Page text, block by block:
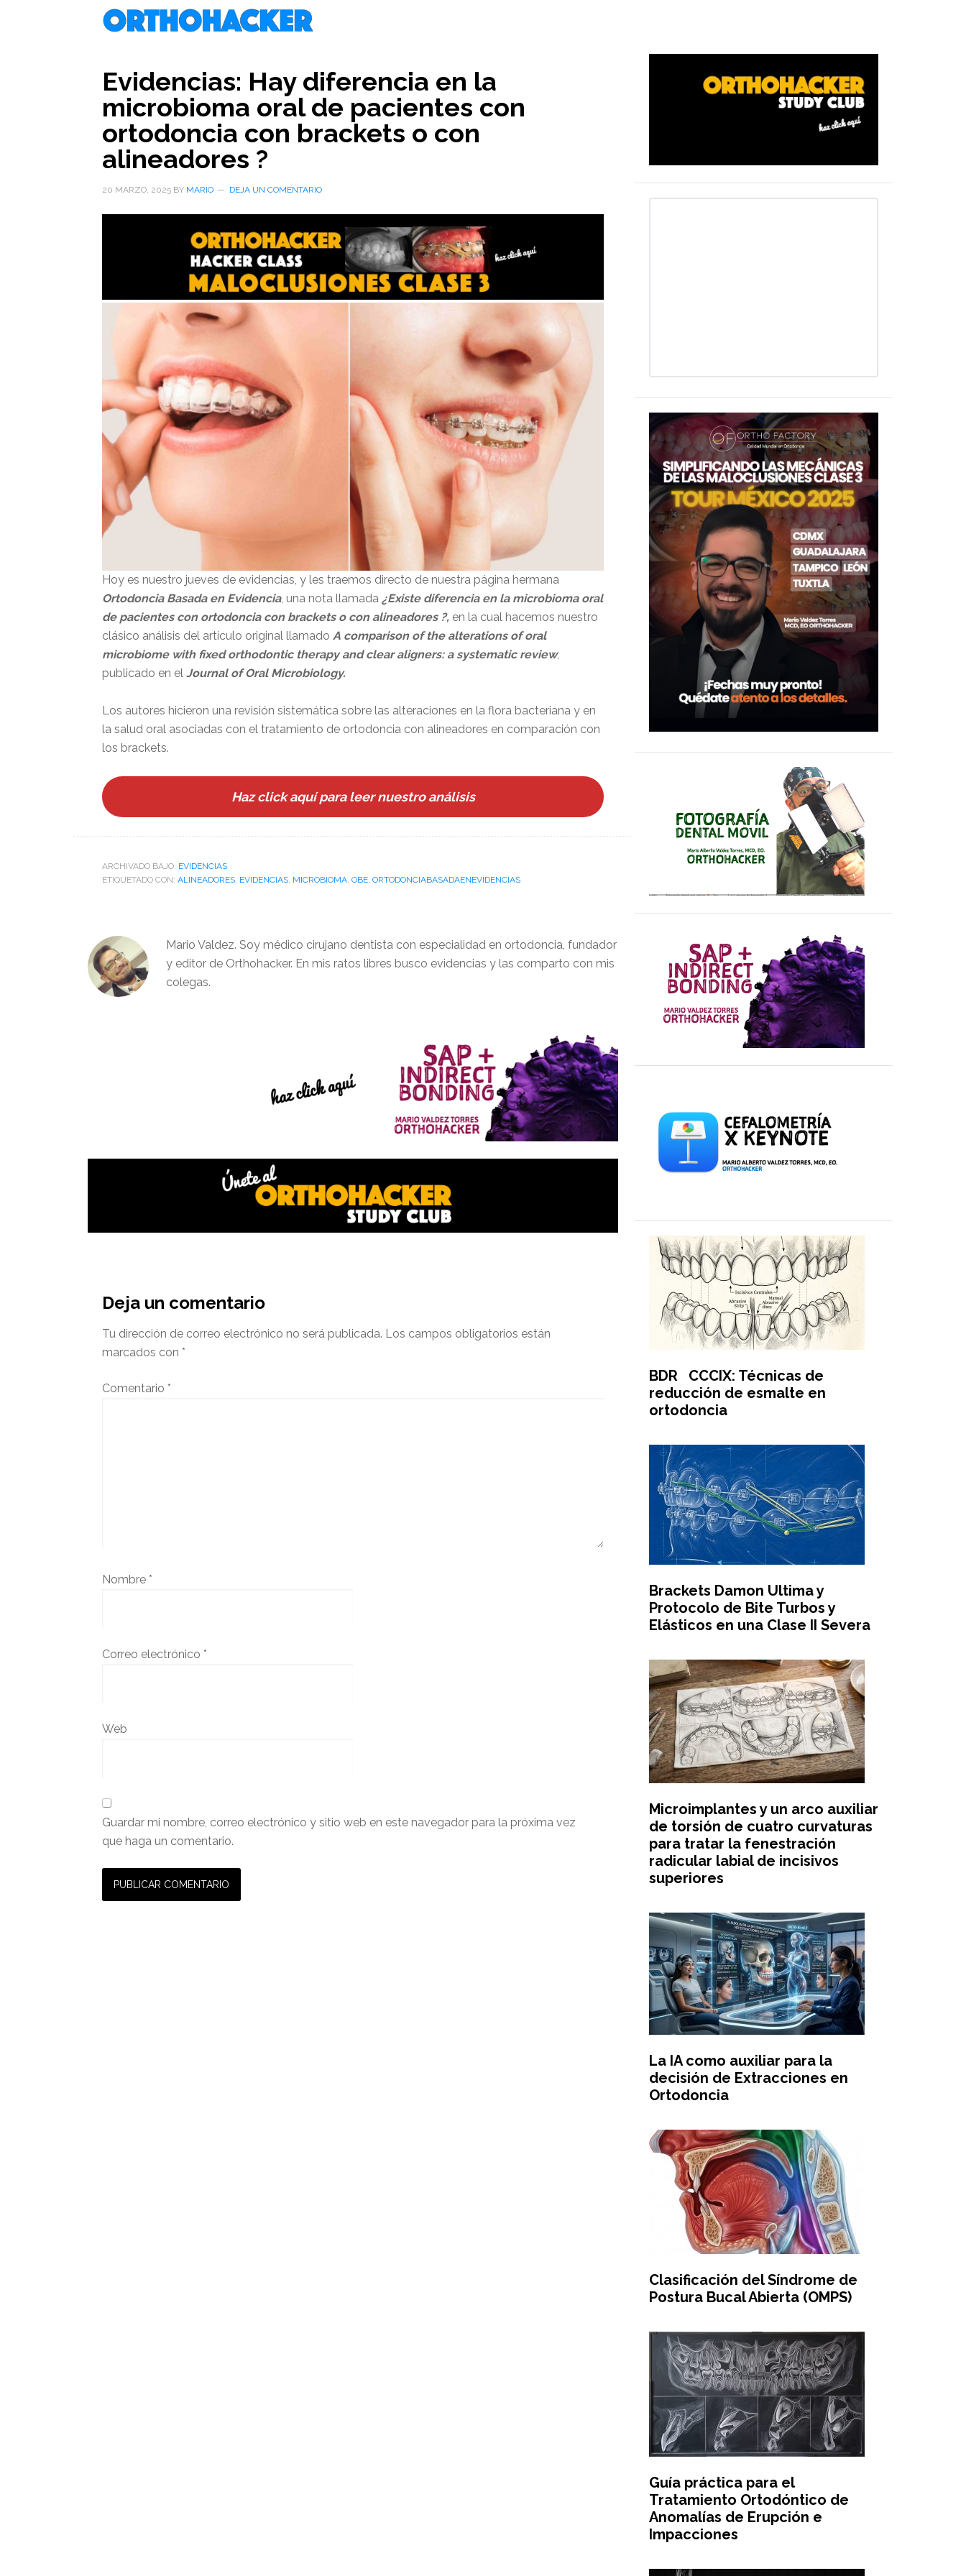
Evidencias: Hay diferencia en la
microbioma oral de pacientes con
ortodoncia con brackets o con
alineadores ?
20 MARZO, 2025 BY MARIO DEJA UN COMENTARIO
Hoy es nuestro jueves de evidencias, y les traemos directo de nuestra página hermana
Ortodoncia Basada en Evidencia, una nota llamada ¿Existe diferencia en la microbioma oral
de pacientes con ortodoncia con brackets o con alineadores ?, en la cual hacemos nuestro
clásico análisis del artículo original llamado A comparison of the alterations of oral
microbiome with fixed orthodontic therapy and clear aligners: a systematic review,
publicado en el Journal of Oral Microbiology.
Los autores hicieron una revisión sistemática sobre las alteraciones en la flora bacteriana y en
la salud oral asociadas con el tratamiento de ortodoncia con alineadores en comparación con
los brackets.
Haz click aquí para leer nuestro análisis
ARCHIVADO BAJO: EVIDENCIAS
ETIQUETADO CON: ALINEADORES, EVIDENCIAS, MICROBIOMA, OBE, ORTODONCIABASADAENEVIDENCIAS
Mario Valdez. Soy médico cirujano dentista con especialidad en ortodoncia, fundador
y editor de Orthohacker. En mis ratos libres busco evidencias y las comparto con mis
colegas.
del
lector
Deja un comentario
Tu dirección de correo electrónico no será publicada. Los campos obligatorios están
marcados con *
Comentario *
Nombre *
Correo electrónico *
Web
Guardar mi nombre, correo electrónico y sitio web en este navegador para la próxima vez
que haga un comentario.
Barra
primaria
BDR CCCIX: Técnicas de
reducción de esmalte en
ortodoncia
Brackets Damon Ultima y
Protocolo de Bite Turbos y
Elásticos en una Clase II Severa
Microimplantes y un arco auxiliar
de torsión de cuatro curvaturas
para tratar la fenestración
radicular labial de incisivos
superiores
La IA como auxiliar para la
decisión de Extracciones en
Ortodoncia
Clasificación del Síndrome de
Postura Bucal Abierta (OMPS)
Guía práctica para el
Tratamiento Ortodóntico de
Anomalías de Erupción e
Impacciones